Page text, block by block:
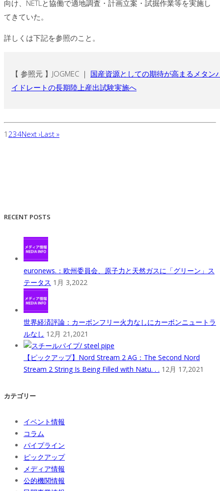
向け、NETLと協働で適地調査・計画立案・試掘作業等を実施し
てきていた。
詳しくは下記を参照のこと。
【 参照元 】JOGMEC ｜ 国産資源としての期待が高まるメタン
イドレートの長期陸上産出試験実施へ
1 234Next ›Last »
RECENT POSTS
euronews.：欧州委員会、原子力と天然ガスに「グリーン」ス
テータス 1月 3,2022
世界経済評論：カーボンフリー火力なしにカーボンニュートラ
ルなし 12月 21,2021
【ピックアップ】Nord Stream 2 AG：The Second Nord
Stream 2 String Is Being Filled with Natu. . . 12月 17,2021
カテゴリー
イベント情報
コラム
パイプライン
ピックアップ
メディア情報
公的機関情報